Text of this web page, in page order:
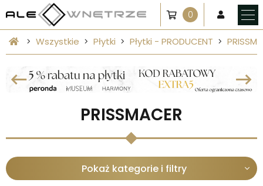
0
Wszystkie Płytki Płytki - PRODUCENT
PRISSMACER
Pokaż kategorie i filtry